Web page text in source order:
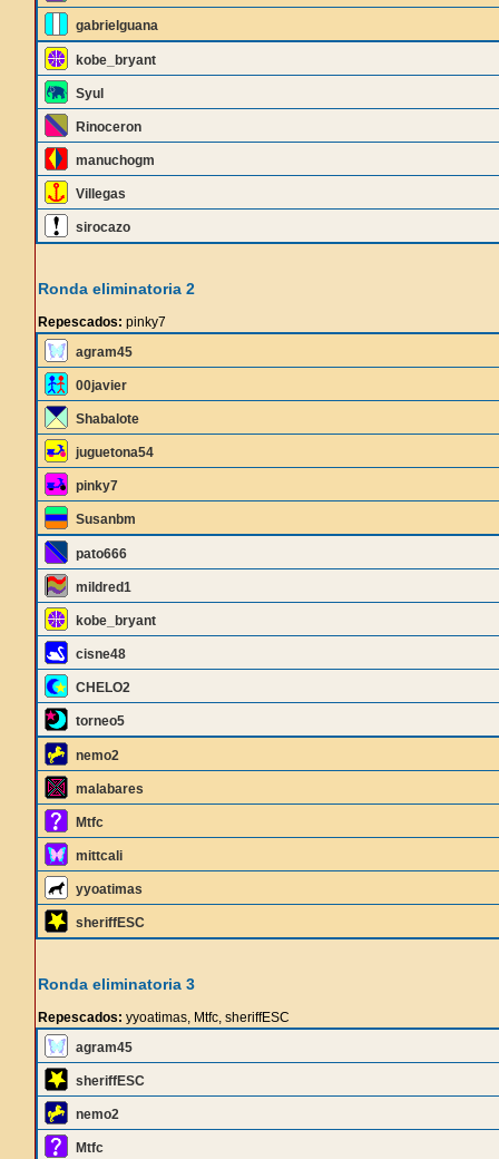
gabrielguana
kobe_bryant
Syul
Rinoceron
manuchogm
Villegas
sirocazo
Ronda eliminatoria 2
Repescados: pinky7
agram45
00javier
Shabalote
juguetona54
pinky7
Susanbm
pato666
mildred1
kobe_bryant
cisne48
CHELO2
torneo5
nemo2
malabares
Mtfc
mittcali
yyoatimas
sheriffESC
Ronda eliminatoria 3
Repescados: yyoatimas, Mtfc, sheriffESC
agram45
sheriffESC
nemo2
Mtfc